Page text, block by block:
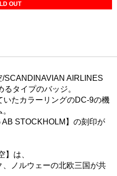
OUT
SCANDINAVIAN AIRLINES
タイプのバッジ。
いたカラーリングのDC-9の機
AB STOCKHOLM】の刻印が
】は、
ノルウェーの北欧三国が共